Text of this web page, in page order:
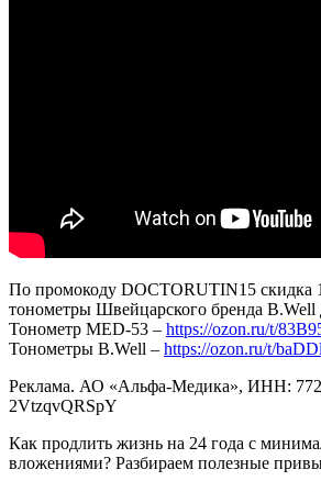
По промокоду DOCTORUTIN15 скидка
тонометры Швейцарского бренда B.Well
Тонометр МЕD-53 – https://ozon.ru/t/
Тонометры B.Well – https://ozon.ru/t/
Реклама. АО «Альфа-Медика», ИНН:
2VtzqvQRSpY
Как продлить жизнь на 24 года с
вложениями? Разбираем полезные